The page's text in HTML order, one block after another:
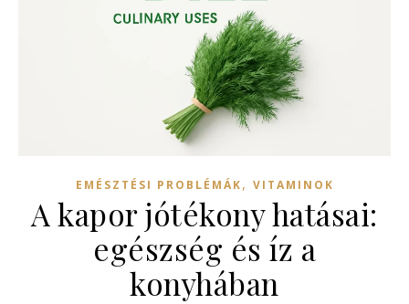
EMÉSZTÉSI PROBLÉMÁK, VITAMINOK
A kapor jótékony hatásai:
egészség és íz a
konyhában